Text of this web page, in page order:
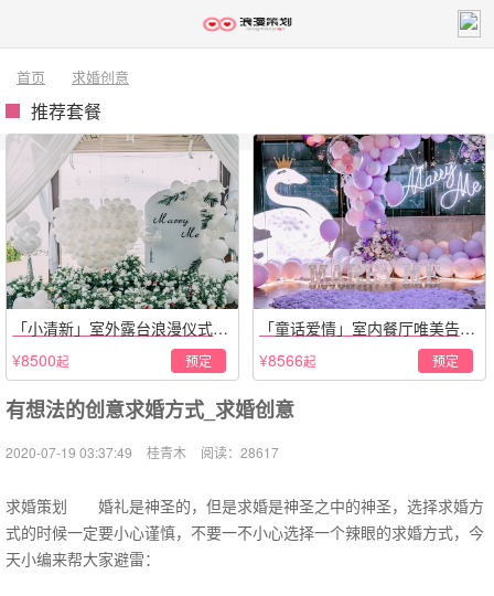
首页 求婚创意
推荐套餐
「小清新」室外露台浪漫仪式策
划
¥8500起 预定
「童话爱情」室内餐厅唯美告白
仪式
¥8566起 预定
有想法的创意求婚方式_求婚创意
2020-07-19 03:37:49 桂青木 阅读：28617
求婚策划 婚礼是神圣的，但是求婚是神圣之中的神圣，选择求婚方
式的时候一定要小心谨慎，不要一不小心选择一个辣眼的求婚方式，今
天小编来帮大家避雷：